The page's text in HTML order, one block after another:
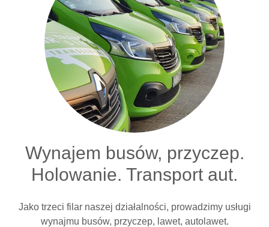
Wynajem busów, przyczep.
Holowanie. Transport aut.
Jako trzeci filar naszej działalności, prowadzimy usługi
wynajmu busów, przyczep, lawet, autolawet.